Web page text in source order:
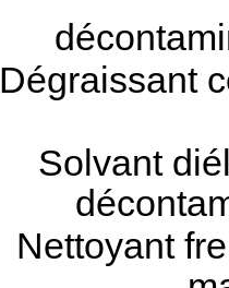
Dégraissant
Solvant
Nettoyant